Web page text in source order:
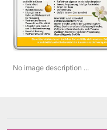
No image description ...